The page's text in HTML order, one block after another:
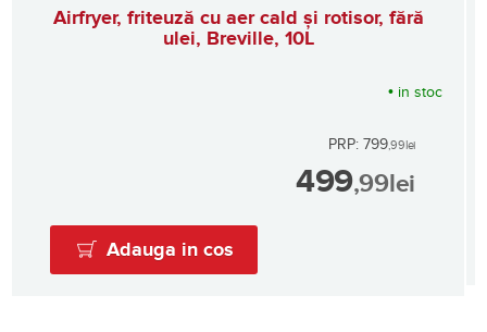
Airfryer, friteuză cu aer cald și rotisor, fără
ulei, Breville, 10L
• in stoc
PRP: 799,99lei
499,99lei
Adauga in cos